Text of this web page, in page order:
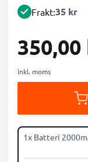
Frakt:35 kr
inkl. moms
1x Batteri